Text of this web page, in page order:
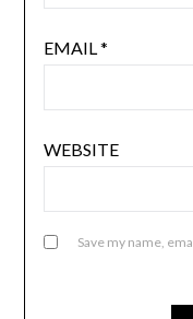
EMAIL*
WEBSITE
Save my name,